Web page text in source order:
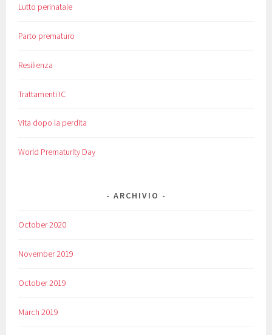
Lutto perinatale
Parto prematuro
Resilienza
Trattamenti IC
Vita dopo la perdita
World Prematurity Day
ARCHIVIO
October 2020
November 2019
October 2019
March 2019